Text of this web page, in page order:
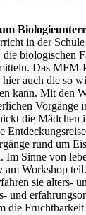
in der
die biologischen
Das MFM-
auch die so
kann. Mit den
Vorgänge
die Mädchen
rund um
Im Sinne von
am Workshop
sie alters-
und
die